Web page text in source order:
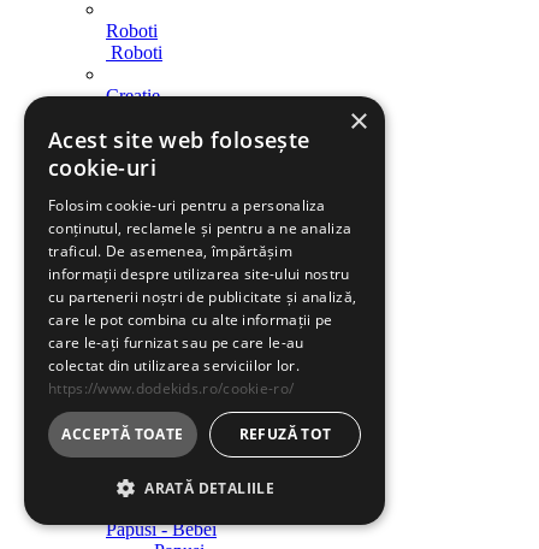
Roboti
Roboti
Creatie
Indemanare
Indemanare
Arme
Arme
Parcari / Circuite
Parcari / Circuite
Jucarii rol
Jucarii rol
Diverse
Diverse
Jucarii fete
Papusi - Bebei
×
Acest site web folosește
cookie-uri
Folosim cookie-uri pentru a personaliza
conținutul, reclamele și pentru a ne analiza
traficul. De asemenea, împărtășim
informații despre utilizarea site-ului nostru
cu partenerii noștri de publicitate și analiză,
care le pot combina cu alte informații pe
care le-ați furnizat sau pe care le-au
colectat din utilizarea serviciilor lor.
https://www.dodekids.ro/cookie-ro/
ACCEPTĂ TOATE REFUZĂ TOT
ARATĂ DETALIILE